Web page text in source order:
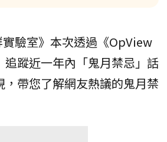
實驗室》本次透過《OpView
蹤近一年內「鬼月禁忌」話
帶您了解網友熱議的鬼月禁